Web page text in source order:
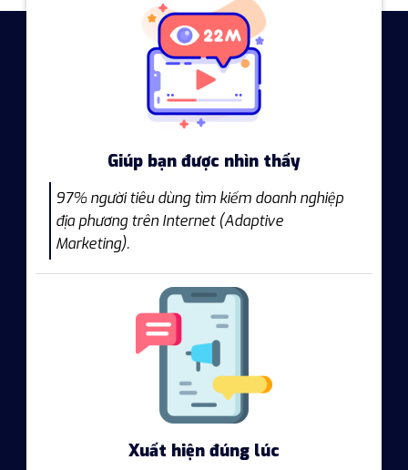
Giúp bạn được nhìn thấy
97% người tiêu dùng tìm kiếm doanh nghiệp
địa phương trên Internet (Adaptive
Marketing).
Xuất hiện đúng lúc